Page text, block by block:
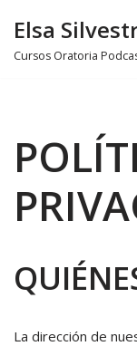
Ir
Elsa
Cursos Oratoria
La dirección de